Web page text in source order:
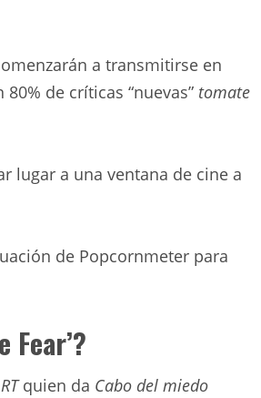
a transmitirse en
de críticas “nuevas” tomate
lugar a una ventana de cine a
de Popcornmeter para
Fear’?
RTquien da Cabo del miedo